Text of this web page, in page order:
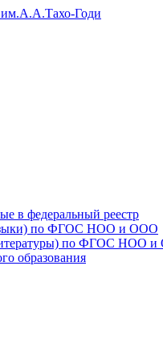
Годи
в федеральный реестр
по ФГОС НОО и ООО
по ФГОС НОО
образования